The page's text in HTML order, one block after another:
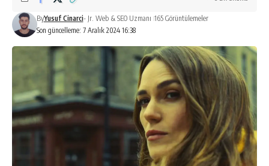
Son güncelleme: 7 Aralık 2024 16:38
ByYusuf Cinarci- Jr. Web & SEO Uzmanı 165 Görüntülemeler